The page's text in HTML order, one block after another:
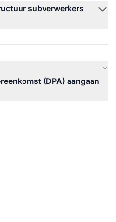
subverwerkers
(DPA) aangaan